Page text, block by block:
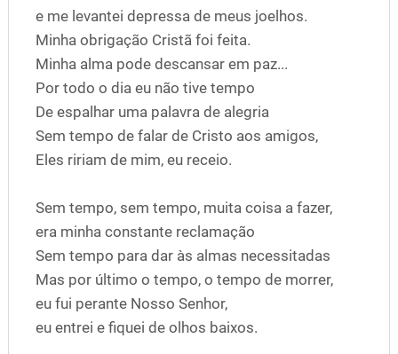
e me levantei depressa de meus joelhos.
Minha obrigação Cristã foi feita.
Minha alma pode descansar em paz...
Por todo o dia eu não tive tempo
De espalhar uma palavra de alegria
Sem tempo de falar de Cristo aos amigos,
Eles ririam de mim, eu receio.
Sem tempo, sem tempo, muita coisa a fazer,
era minha constante reclamação
Sem tempo para dar às almas necessitadas
Mas por último o tempo, o tempo de morrer,
eu fui perante Nosso Senhor,
eu entrei e fiquei de olhos baixos.